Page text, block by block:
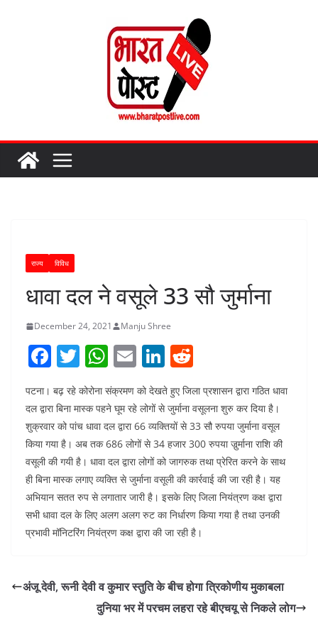
राज्य विविध
धावा दल ने वसूले 33 सौ जुर्माना
December 24, 2021 Manju Shree
F
c
e
b
o
o
k
T
w
itt
er
W
h
at
s
A
p
p
E
m
ai
l
Li
n
k
e
dI
n
d
di
t
पटना। बढ़ रहे कोरोना संक्रमण को देखते हुए जिला प्रशासन द्वारा गठित धावा
दल द्वारा बिना मास्क पहने घूम रहे लोगों से जुर्माना वसूलना शुरु कर दिया है।
शुक्रवार को पांच धावा दल द्वारा 66 व्यक्तियों से 33 सौ रुपया जुर्माना वसूल
किया गया है। अब तक 686 लोगों से 34 हजार 300 रुपया जुर्र्माना राशि की
वसूली की गयी है। धावा दल द्वारा लोगों को जागरुक तथा प्रेरित करने के साथ
ही बिना मास्क लगाए व्यक्ति से जुर्माना वसूली की कार्रवाई की जा रही है। यह
अभियान सतत रुप से लगातार जारी है। इसके लिए जिला नियंत्रण कक्ष द्वारा
सभी धावा दल के लिए अलग अलग रुट का निर्धारण किया गया है तथा उनकी
प्रभावी मॉनिटरिंग नियंत्रण कक्ष द्वारा की जा रही है।
अंजू देवी, रूनी देवी व कुमार स्तुति के बीच होगा त्रिकोणीय मुकाबला
दुनिया भर में परचम लहरा रहे बीएचयू से निकले लोग